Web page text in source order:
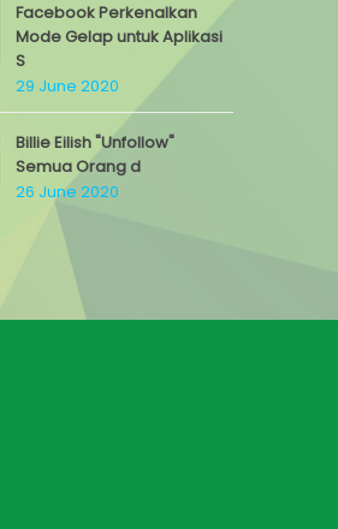
Facebook Perkenalkan
Mode Gelap untuk Aplikasi
S
29 June 2020
Billie Eilish "Unfollow"
Semua Orang d
26 June 2020